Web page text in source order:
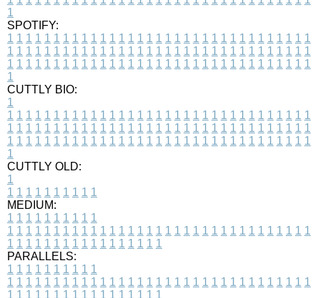
1
SPOTIFY:
1 1 1 1 1 1 1 1 1 1 1 1 1 1 1 1 1 1 1 1 1 1 1 1 1 1 1 1 1 1 1 1 1
1 1 1 1 1 1 1 1 1 1 1 1 1 1 1 1 1 1 1 1 1 1 1 1 1 1 1 1 1 1 1 1 1
1 1 1 1 1 1 1 1 1 1 1 1 1 1 1 1 1 1 1 1 1 1 1 1 1 1 1 1 1 1 1 1 1
1
CUTTLY BIO:
1
1 1 1 1 1 1 1 1 1 1 1 1 1 1 1 1 1 1 1 1 1 1 1 1 1 1 1 1 1 1 1 1 1
1 1 1 1 1 1 1 1 1 1 1 1 1 1 1 1 1 1 1 1 1 1 1 1 1 1 1 1 1 1 1 1 1
1 1 1 1 1 1 1 1 1 1 1 1 1 1 1 1 1 1 1 1 1 1 1 1 1 1 1 1 1 1 1 1 1
1
CUTTLY OLD:
1
1 1 1 1 1 1 1 1 1 1
MEDIUM:
1 1 1 1 1 1 1 1 1 1
1 1 1 1 1 1 1 1 1 1 1 1 1 1 1 1 1 1 1 1 1 1 1 1 1 1 1 1 1 1 1 1 1
1 1 1 1 1 1 1 1 1 1 1 1 1 1 1 1 1
PARALLELS:
1 1 1 1 1 1 1 1 1 1
1 1 1 1 1 1 1 1 1 1 1 1 1 1 1 1 1 1 1 1 1 1 1 1 1 1 1 1 1 1 1 1 1
1 1 1 1 1 1 1 1 1 1 1 1 1 1 1 1 1